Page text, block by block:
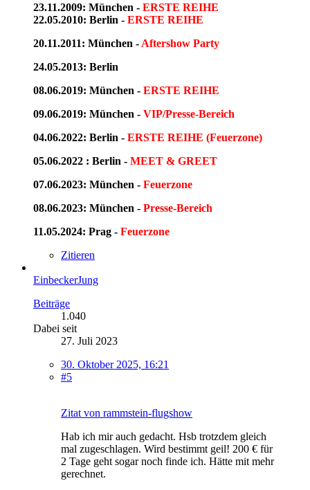
23.11.2009: München - ERSTE REIHE
22.05.2010: Berlin - ERSTE REIHE
20.11.2011: München - Aftershow Party
24.05.2013: Berlin
08.06.2019: München - ERSTE REIHE
09.06.2019: München - VIP/Presse-Bereich
04.06.2022: Berlin - ERSTE REIHE (Feuerzone)
05.06.2022 : Berlin - MEET & GREET
07.06.2023: München - Feuerzone
08.06.2023: München - Presse-Bereich
11.05.2024: Prag - Feuerzone
Zitieren
EinbeckerJung
Beiträge
1.040
Dabei seit
27. Juli 2023
30. Oktober 2025, 16:21
#5
Zitat von rammstein-flugshow
Hab ich mir auch gedacht. Hsb trotzdem gleich
mal zugeschlagen. Wird bestimmt geil! 200 € für
2 Tage geht sogar noch finde ich. Hätte mit mehr
gerechnet.